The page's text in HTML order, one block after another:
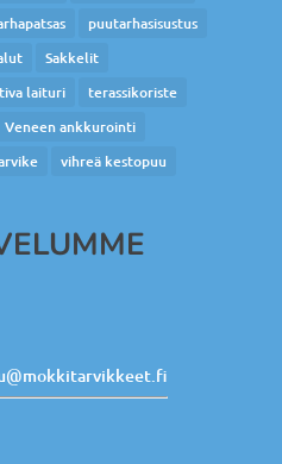
puutarhasisustus
Sakkelit
laituri
terassikoriste
Veneen ankkurointi
vihreä kestopuu